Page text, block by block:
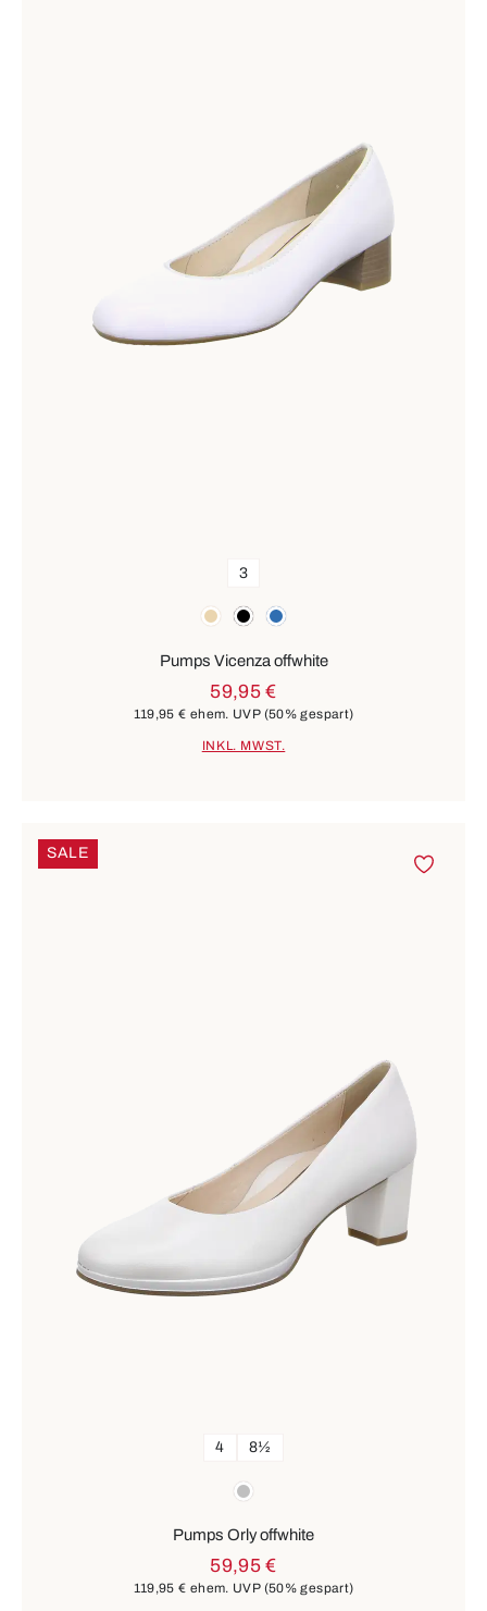
beigeschwarz
blau
3
Pumps Vicenza offwhite
59,95 €
119,95 € ehem. UVP (50% gespart)
INKL. MWST.
SALE
silber
4 8½
Pumps Orly offwhite
59,95 €
119,95 € ehem. UVP (50% gespart)